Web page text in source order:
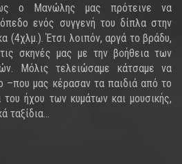
ο Μανώλης μας πρότεινε να
ενός συγγενή του δίπλα στην
(4χλμ.). Έτσι λοιπόν, αργά το βράδυ,
σκηνές μας με την βοήθεια των
Μόλις τελειώσαμε κάτσαμε να
–που μας κέρασαν τα παιδιά από το
του ήχου των κυμάτων και μουσικής,
ταξίδια…